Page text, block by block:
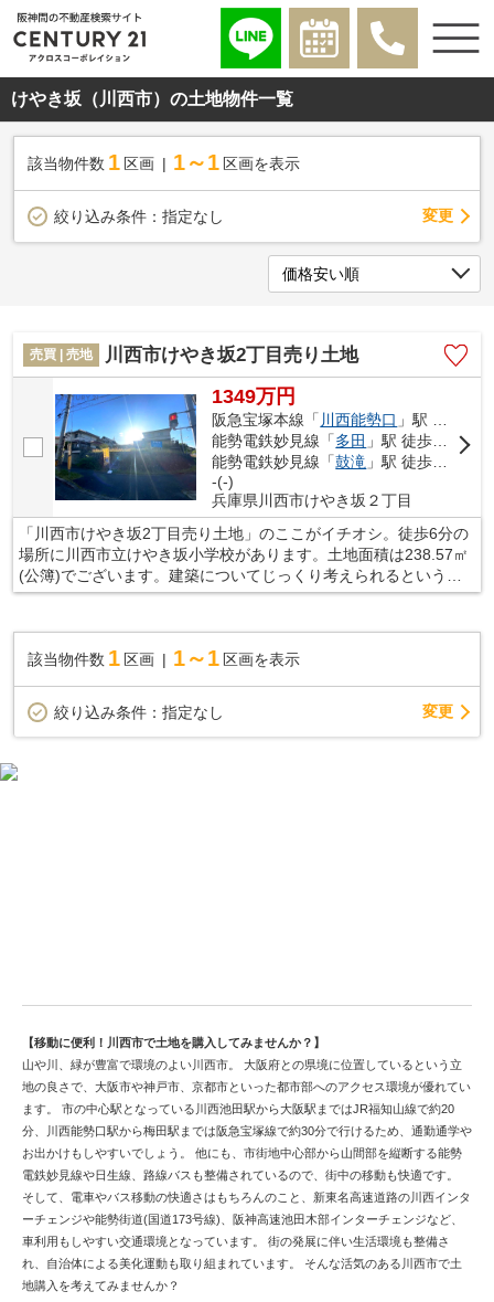
けやき坂（川西市）の土地物件一覧
該当物件数 1 区画 1～1 区画を表示
絞り込み条件： 指定なし 変更
売買 | 売地 川西市けやき坂2丁目売り土地
1349万円
阪急宝塚本線「 川西能勢口 」駅 バス21分 「けやき坂二丁目」 停歩2分
能勢電鉄妙見線「多田 」駅 徒歩54分
能勢電鉄妙見線「鼓滝 」駅 徒歩60分
-(-)
兵庫県川西市けやき坂２丁目
「川西市けやき坂2丁目売り土地」のここがイチオシ。徒歩6分の
場所に川西市立けやき坂小学校があります。土地面積は238.57㎡
(公簿)でございます。建築についてじっくり考えられるというメ
リットのある建築条件なし。住まい探しの不安を、当社で解消し
探しに対する不安や疑問をひとつひとつ解決いたします。まずは
お気軽にお問い合わせください。
該当物件数 1 区画 1～1 区画を表示
絞り込み条件： 指定なし 変更
【移動に便利！川西市で土地を購入してみませんか？】
山や川、緑が豊富で環境のよい川西市。 大阪府との県境に位置しているという立
地の良さで、大阪市や神戸市、京都市といった都市部へのアクセス環境が優れてい
ます。 市の中心駅となっている川西池田駅から大阪駅まではJR福知山線で約20
分、川西能勢口駅から梅田駅までは阪急宝塚線で約30分で行けるため、通勤通学や
お出かけもしやすいでしょう。 他にも、市街地中心部から山間部を縦断する能勢
電鉄妙見線や日生線、路線バスも整備されているので、街中の移動も快適です。
そして、電車やバス移動の快適さはもちろんのこと、新東名高速道路の川西インタ
ーチェンジや能勢街道(国道173号線)、阪神高速池田木部インターチェンジなど、
車利用もしやすい交通環境となっています。 街の発展に伴い生活環境も整備さ
れ、自治体による美化運動も取り組まれています。 そんな活気のある川西市で土
地購入を考えてみませんか？